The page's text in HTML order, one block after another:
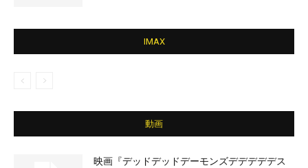
IMAX
動画
映画『デッドデッドデーモンズデデデデデス